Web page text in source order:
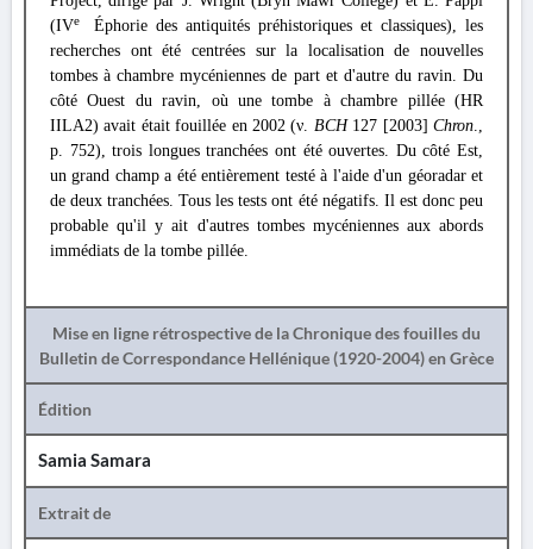
(IVe Éphorie des antiquités préhistoriques et classiques), les
recherches ont été centrées sur la localisation de nouvelles
tombes à chambre mycéniennes de part et d'autre du ravin. Du
côté Ouest du ravin, où une tombe à chambre pillée (HR
IILA2) avait était fouillée en 2002 (ν. ΒCH127 [2003]Chron.,
p. 752), trois longues tranchées ont été ouvertes. Du côté Est,
un grand champ a été entièrement testé à l'aide d'un géoradar et
de deux tranchées. Tous les tests ont été négatifs. Il est donc peu
probable qu'il y ait d'autres tombes mycéniennes aux abords
immédiats de la tombe pillée.
Mise en ligne rétrospective de la Chronique des fouilles du
Bulletin de Correspondance Hellénique (1920-2004) en Grèce
Édition
Samia Samara
Extrait de